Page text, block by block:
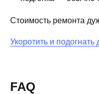
Стоимость ремонта
Укоротить и подогнать
FAQ